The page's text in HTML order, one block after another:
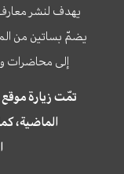
يهدف لنشر معارف
يضمّ بساتين من
إلى محاضرات
الماضية،